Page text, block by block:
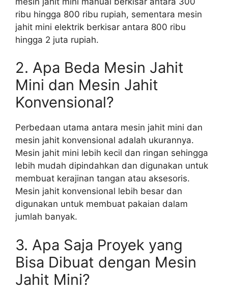
ribu hingga 800 ribu rupiah, sementara mesin
jahit mini elektrik berkisar antara 800 ribu
hingga 2 juta rupiah.
2. Apa Beda Mesin Jahit
Mini dan Mesin Jahit
Konvensional?
Perbedaan utama antara mesin jahit mini dan
mesin jahit konvensional adalah ukurannya.
Mesin jahit mini lebih kecil dan ringan sehingga
lebih mudah dipindahkan dan digunakan untuk
membuat kerajinan tangan atau aksesoris.
Mesin jahit konvensional lebih besar dan
digunakan untuk membuat pakaian dalam
jumlah banyak.
3. Apa Saja Proyek yang
Bisa Dibuat dengan Mesin
Jahit Mini?